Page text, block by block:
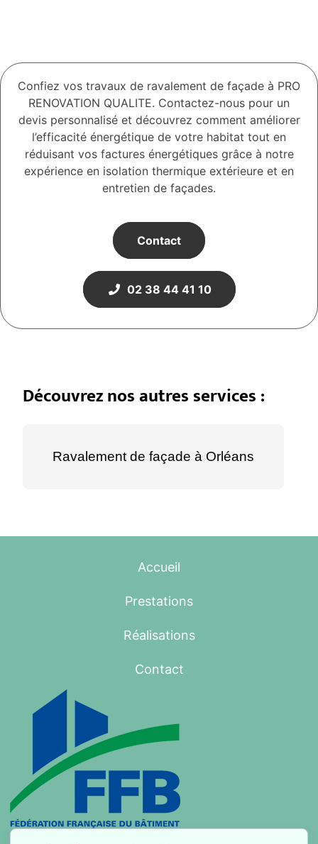
Confiez vos travaux de ravalement de façade à PRO
RENOVATION QUALITE. Contactez-nous pour un
devis personnalisé et découvrez comment améliorer
l’efficacité énergétique de votre habitat tout en
réduisant vos factures énergétiques grâce à notre
expérience en isolation thermique extérieure et en
entretien de façades.
Contact
02 38 44 41 10
Découvrez nos autres services :
Ravalement de façade à Orléans
Accueil
Prestations
Réalisations
Contact